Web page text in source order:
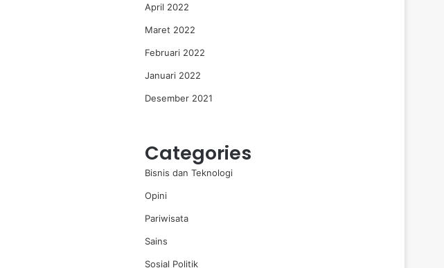
April 2022
Maret 2022
Februari 2022
Januari 2022
Desember 2021
Categories
Bisnis dan Teknologi
Opini
Pariwisata
Sains
Sosial Politik